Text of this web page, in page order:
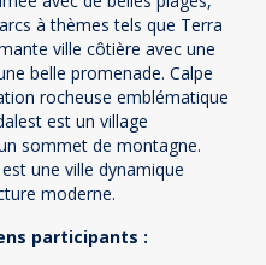
à thèmes tels que Terra
ville côtière avec une
belle promenade. Calpe
rocheuse emblématique
est un village
sommet de montagne.
une ville dynamique
moderne.
participants :